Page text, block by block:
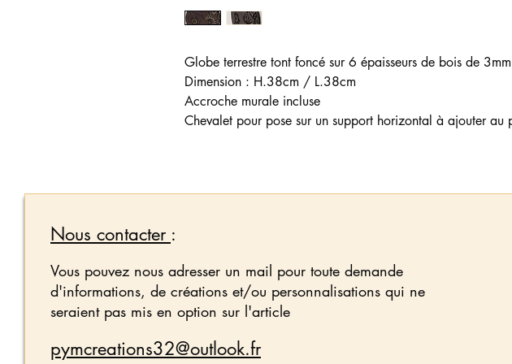
Globe terrestre tont foncé sur 6 épaisseurs de bois de 3mm
Dimension : H.38cm / L.38cm
Accroche murale incluse
Chevalet pour pose sur un support horizontal à ajouter au
Nous contacter :
Vous pouvez nous adresser un mail pour toute demande
d'informations, de créations et/ou personnalisations qui ne
seraient pas mis en option sur l'article
pymcreations32@outlook.fr